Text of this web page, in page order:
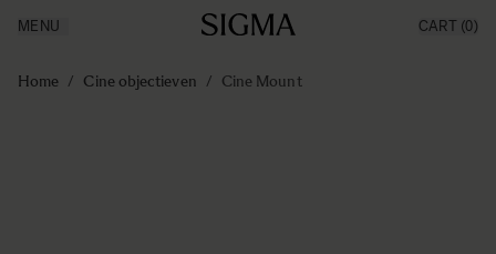
Producten
Inspiratie
MENU CART (0)
Home / Cine objectieven / Cine Mount